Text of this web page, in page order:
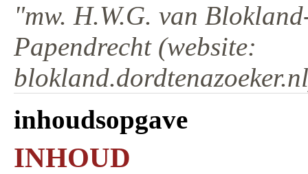
"mw. H.W.G. van
Papendrecht (website:
inhoudsopgave
INHOUD